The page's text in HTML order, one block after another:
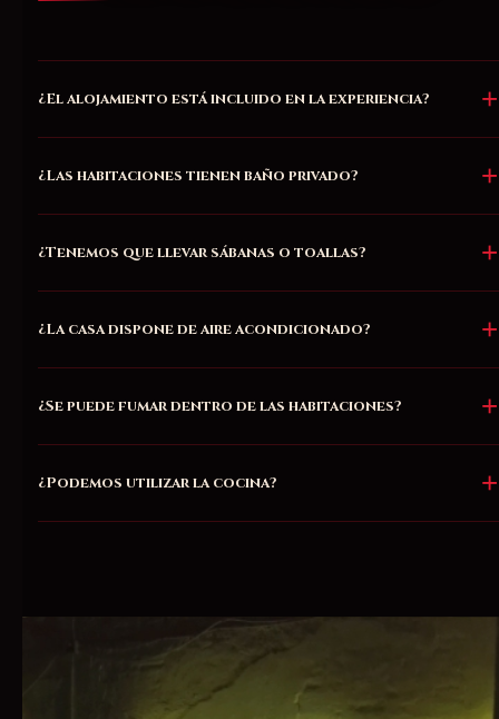
¿El alojamiento está incluido en la experiencia?
¿Las habitaciones tienen baño privado?
¿Tenemos que llevar sábanas o toallas?
¿La casa dispone de aire acondicionado?
¿Se puede fumar dentro de las habitaciones?
¿Podemos utilizar la cocina?